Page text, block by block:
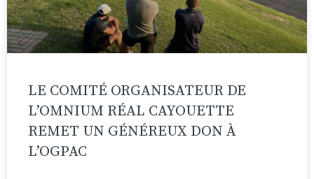
LE COMITÉ ORGANISATEUR DE
L’OMNIUM RÉAL CAYOUETTE
REMET UN GÉNÉREUX DON À
L’OGPAC